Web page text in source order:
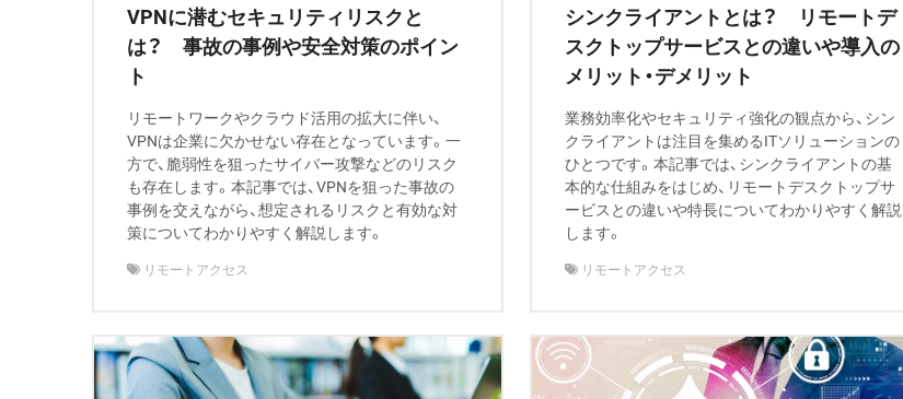
VPNに潜むセキュリティリスクと
は？ 事故の事例や安全対策のポイン
ト
リモートワークやクラウド活用の拡大に伴い、
VPNは企業に欠かせない存在となっています。一
方で、脆弱性を狙ったサイバー攻撃などのリスク
も存在します。本記事では、VPNを狙った事故の
事例を交えながら、想定されるリスクと有効な対
策についてわかりやすく解説します。
リモートアクセス
シンクライアントとは？ リモートデ
スクトップサービスとの違いや導入の
メリット・デメリット
業務効率化やセキュリティ強化の観点から、シン
クライアントは注目を集めるITソリューションの
ひとつです。本記事では、シンクライアントの基
本的な仕組みをはじめ、リモートデスクトップサ
ービスとの違いや特長についてわかりやすく解説
します。
リモートアクセス